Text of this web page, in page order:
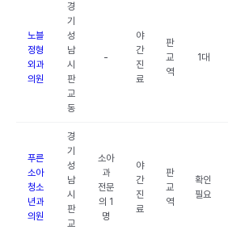
노블
정형
외과
의원
경
기
성
남
시
판
교
동
-
야
간
진
료
판
교
역
1대
푸른
소아
청소
년과
의원
경
기
성
남
시
판
교
소아
과
전문
의 1
명
야
간
진
료
판
교
역
확인
필요